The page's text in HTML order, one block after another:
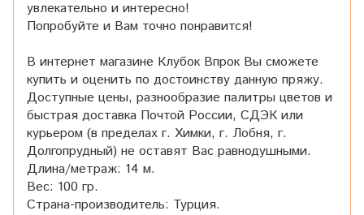
увлекательно и интересно!
Попробуйте и Вам точно понравится!
В интернет магазине Клубок Впрок Вы сможете
купить и оценить по достоинству данную пряжу.
Доступные цены, разнообразие палитры цветов и
быстрая доставка Почтой России, СДЭК или
курьером (в пределах г. Химки, г. Лобня, г.
Долгопрудный) не оставят Вас равнодушными.
Длина/метраж: 14 м.
Вес: 100 гр.
Страна-производитель: Турция.